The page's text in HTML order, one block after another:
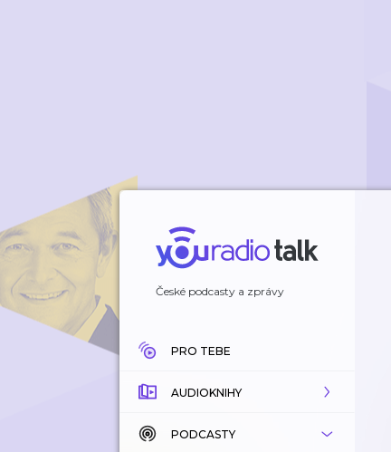
České podcasty a zprávy
PRO TEBE
AUDIOKNIHY
KATALOG
PODCASTY